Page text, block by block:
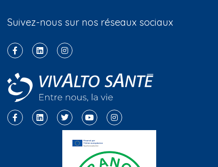
Suivez-nous sur nos réseaux sociaux